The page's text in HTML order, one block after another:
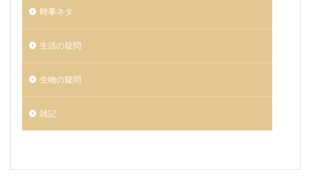
時事ネタ
生活の疑問
生物の疑問
雑記